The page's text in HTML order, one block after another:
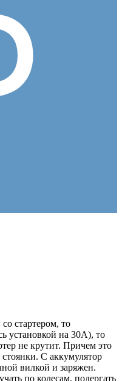
стартером, то
установкой на 30А), то
не крутит. Причем это
С аккумулятор
вилкой и заряжен.
по колесам, подергать